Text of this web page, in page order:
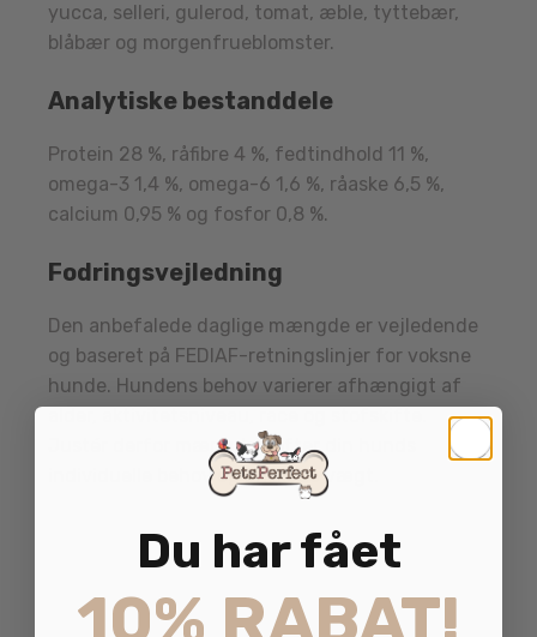
yucca, selleri, gulerod, tomat, æble, tyttebær,
blåbær og morgenfrueblomster.
Analytiske bestanddele
Protein 28 %, råfibre 4 %, fedtindhold 11 %,
omega-3 1,4 %, omega-6 1,6 %, råaske 6,5 %,
calcium 0,95 % og fosfor 0,8 %.
Fodringsvejledning
Den anbefalede daglige mængde er vejledende
og baseret på FEDIAF-retningslinjer for voksne
hunde. Hundens behov varierer afhængigt af
Justér derfor mængden efter din hunds
individuelle behov og ønskede vægt.
Du har fået
10% RABAT!